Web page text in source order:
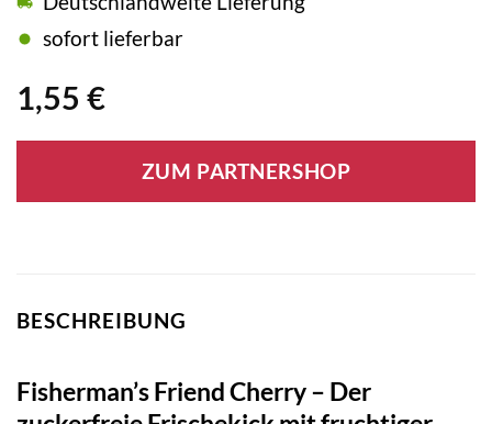
1,55 €
sofort lieferbar
ZUM PARTNERSHOP
BESCHREIBUNG
Fisherman’s Friend Cherry – Der